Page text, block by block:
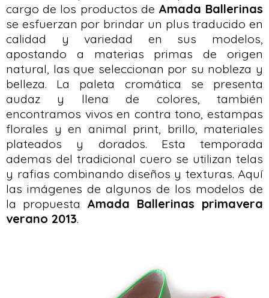
cargo de los productos de Amada Ballerinas
se esfuerzan por brindar un plus traducido en
calidad y variedad en sus modelos,
apostando a materias primas de origen
natural, las que seleccionan por su nobleza y
belleza. La paleta cromática se presenta
audaz y llena de colores, también
encontramos vivos en contra tono, estampas
florales y en animal print, brillo, materiales
plateados y dorados. Esta temporada
ademas del tradicional cuero se utilizan telas
y rafias combinando diseños y texturas. Aquí
las imágenes de algunos de los modelos de
la propuesta Amada Ballerinas primavera
verano 2013.